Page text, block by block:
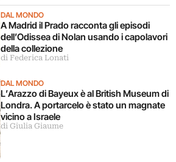
DAL MONDO
A Madrid il Prado racconta gli episodi
dell’Odissea di Nolan usando i capolavori
della collezione
di Federica Lonati
DAL MONDO
L’Arazzo di Bayeux è al British Museum di
Londra. A portarcelo è stato un magnate
vicino a Israele
di Giulia Giaume